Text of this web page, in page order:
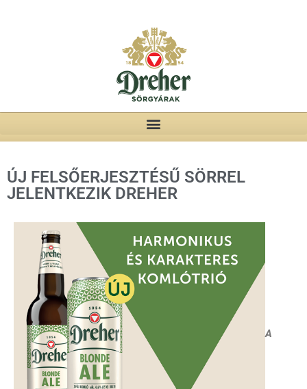
ÚJ FELSŐERJESZTÉSŰ SÖRREL
JELENTKEZIK DREHER
A